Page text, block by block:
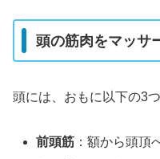
頭の筋肉をマッサ
頭には、おもに以下の3
前頭筋 ：額から頭頂